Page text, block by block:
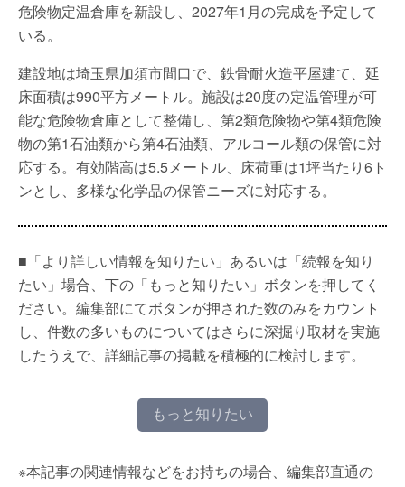
危険物定温倉庫を新設し、2027年1月の完成を予定して
いる。
建設地は埼玉県加須市間口で、鉄骨耐火造平屋建て、延
床面積は990平方メートル。施設は20度の定温管理が可
能な危険物倉庫として整備し、第2類危険物や第4類危険
物の第1石油類から第4石油類、アルコール類の保管に対
応する。有効階高は5.5メートル、床荷重は1坪当たり6ト
ンとし、多様な化学品の保管ニーズに対応する。
■「より詳しい情報を知りたい」あるいは「続報を知り
たい」場合、下の「もっと知りたい」ボタンを押してく
ださい。編集部にてボタンが押された数のみをカウント
し、件数の多いものについてはさらに深掘り取材を実施
したうえで、詳細記事の掲載を積極的に検討します。
もっと知りたい
※本記事の関連情報などをお持ちの場合、編集部直通の